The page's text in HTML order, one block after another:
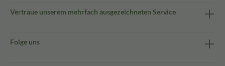
Vertraue unserem mehrfach ausgezeichneten Service
Folge uns